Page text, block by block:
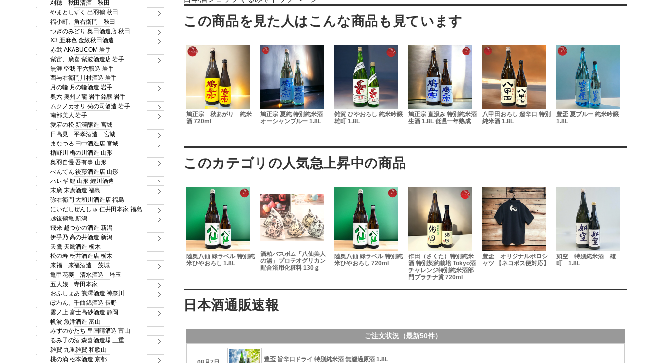
豊盃 夏ブルー 純米吟醸
720ml
末廣 夏酒 純米吟醸
1.8L
鳩正宗 秋あがり 純米
酒 720ml
鳩正宗 夏純 特別純米酒
オーシャンブルー 1.8L
雑賀 ひやおろし 純米吟醸
雄町 1.8L
鳩正宗 直汲み 特別純米酒
生酒 1.8L 低温一年熟成
八甲田おろし 超辛口 特別
純米酒 1.8L
豊盃 夏ブルー 純米吟醸
1.8L
米と麦の酒
「BEIBACK」MORITA
SHOUBÉ LAB 720ml
陸奥八仙 V1116 ワイン酵
陸奥八仙 緑ラベル 特別純
米ひやおろし 1.8L
酒粕バスボム「八仙美人
の湯」プロテオグリカン
配合浴用化粧料 130ｇ
陸奥八仙 緑ラベル 特別純
米ひやおろし 720ml
作田（さくた）特別純米
酒 特別契約栽培 Tokyo酒
チャレンジ特別純米酒部
門プラチナ賞 720ml
豊盃 オリジナルポロシ
ャツ 【ネコポス便対応】
如空 特別純米酒 雄
町 1.8L
刈穂 秋田清酒 秋田
やまとしずく 出羽鶴 秋田
福小町、角右衛門 秋田
つぎのみどり 奥田酒造店 秋田
X3 亜麻色 金紋秋田酒造
赤武 AKABUCOM 岩手
紫宙、廣喜 紫波酒造店 岩手
無涯 空我 平六醸造 岩手
酉与右衛門川村酒造 岩手
月の輪 月の輪酒造 岩手
奥六 奥州ノ龍 岩手銘醸 岩手
ムクノカオリ 菊の司酒造 岩手
南部美人 岩手
愛宕の松 新澤醸造 宮城
日高見 平孝酒造 宮城
まなつる 田中酒造店 宮城
楯野川 楯の川酒造 山形
奥羽自慢 吾有事 山形
べんてん 後藤酒造店 山形
ハレギ 鯉 山形 鯉川酒造
末廣 末廣酒造 福島
弥右衛門 大和川酒造店 福島
にいだしぜんしゅ 仁井田本家 福島
越後鶴亀 新潟
飛来 越つかの酒造 新潟
伊乎乃 高の井酒造 新潟
天鷹 天鷹酒造 栃木
松の寿 松井酒造店 栃木
来福 来福酒造 茨城
亀甲花菱 清水酒造 埼玉
五人娘 寺田本家
おふしょあ 熊澤酒造 神奈川
ぽわん。千曲錦酒造 長野
雲ノ上 富士高砂酒造 静岡
帆波 魚津酒造 富山
みずのかたち 皇国晴酒造 富山
るみ子の酒 森喜酒造場 三重
雑賀 九重雑賀 和歌山
桃の滴 松本酒造 京都